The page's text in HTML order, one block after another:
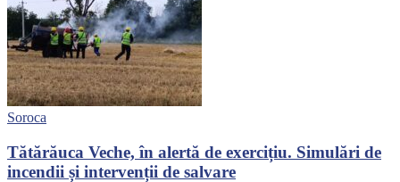
Soroca
Tătărăuca Veche, în alertă de exercițiu. Simulări de
incendii și intervenții de salvare